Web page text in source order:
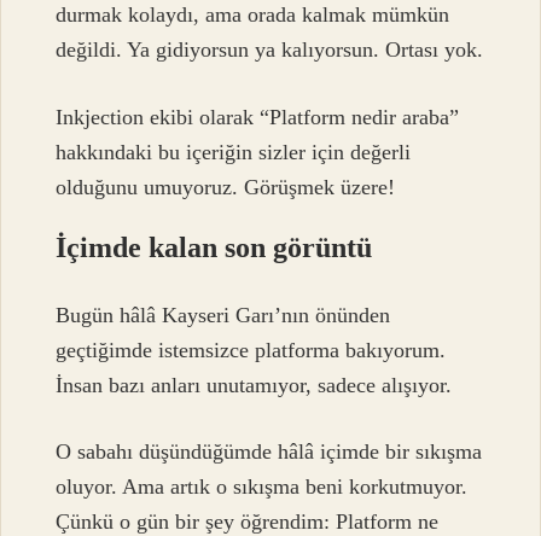
durmak kolaydı, ama orada kalmak mümkün
değildi. Ya gidiyorsun ya kalıyorsun. Ortası yok.
Inkjection ekibi olarak “Platform nedir araba”
hakkındaki bu içeriğin sizler için değerli
olduğunu umuyoruz. Görüşmek üzere!
İçimde kalan son görüntü
Bugün hâlâ Kayseri Garı’nın önünden
geçtiğimde istemsizce platforma bakıyorum.
İnsan bazı anları unutamıyor, sadece alışıyor.
O sabahı düşündüğümde hâlâ içimde bir sıkışma
oluyor. Ama artık o sıkışma beni korkutmuyor.
Çünkü o gün bir şey öğrendim: Platform ne